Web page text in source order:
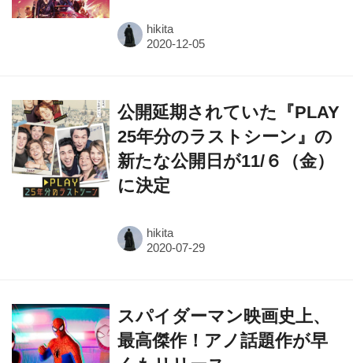
hikita
公開延期されていた『PLAY
25年分のラストシーン』の
新たな公開日が11/６（金）
に決定
hikita
スパイダーマン映画史上、
最高傑作！アノ話題作が早